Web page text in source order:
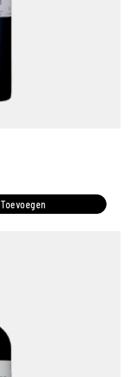
Toevoegen